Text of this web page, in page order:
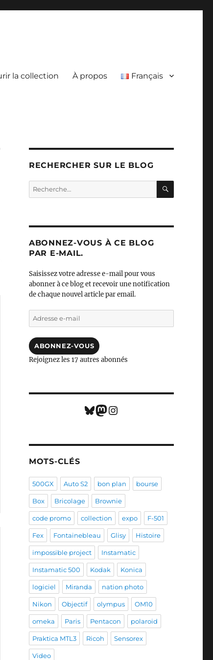
la collection À propos Français
RECHERCHER SUR LE BLOG
Recherche
pour :
ABONNEZ-VOUS À CE BLOG
PAR E-MAIL.
Saisissez votre adresse e-mail pour vous
abonner à ce blog et recevoir une notification
de chaque nouvel article par email.
Adresse
e-
ABONNEZ-VOUS
Rejoignez les 17 autres abonnés
Bluesky
Mastodon
Instagram
MOTS-CLÉS
500GX Auto S2 bon plan bourse
Box Bricolage Brownie
code promo collection expo F-501
Fex Fontainebleau Glisy Histoire
impossible project Instamatic
Instamatic 500 Kodak Konica
logiciel Miranda nation photo
Nikon Objectif olympus OM10
omeka Paris Pentacon polaroid
Praktica MTL3 Ricoh Sensorex
Video